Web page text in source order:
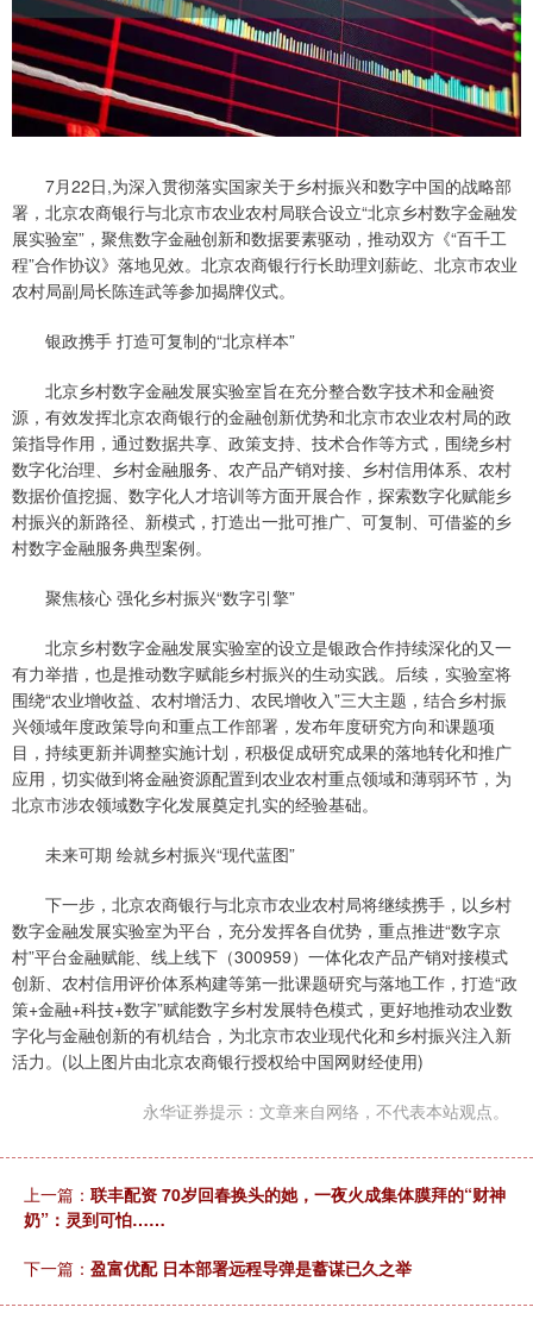
7月22日,为深入贯彻落实国家关于乡村振兴和数字中国的战略部
署，北京农商银行与北京市农业农村局联合设立“北京乡村数字金融发
展实验室”，聚焦数字金融创新和数据要素驱动，推动双方《“百千工
程”合作协议》落地见效。北京农商银行行长助理刘薪屹、北京市农业
农村局副局长陈连武等参加揭牌仪式。
银政携手 打造可复制的“北京样本”
北京乡村数字金融发展实验室旨在充分整合数字技术和金融资
源，有效发挥北京农商银行的金融创新优势和北京市农业农村局的政
策指导作用，通过数据共享、政策支持、技术合作等方式，围绕乡村
数字化治理、乡村金融服务、农产品产销对接、乡村信用体系、农村
数据价值挖掘、数字化人才培训等方面开展合作，探索数字化赋能乡
村振兴的新路径、新模式，打造出一批可推广、可复制、可借鉴的乡
村数字金融服务典型案例。
聚焦核心 强化乡村振兴“数字引擎”
北京乡村数字金融发展实验室的设立是银政合作持续深化的又一
有力举措，也是推动数字赋能乡村振兴的生动实践。后续，实验室将
围绕“农业增收益、农村增活力、农民增收入”三大主题，结合乡村振
兴领域年度政策导向和重点工作部署，发布年度研究方向和课题项
目，持续更新并调整实施计划，积极促成研究成果的落地转化和推广
应用，切实做到将金融资源配置到农业农村重点领域和薄弱环节，为
北京市涉农领域数字化发展奠定扎实的经验基础。
未来可期 绘就乡村振兴“现代蓝图”
下一步，北京农商银行与北京市农业农村局将继续携手，以乡村
数字金融发展实验室为平台，充分发挥各自优势，重点推进“数字京
村”平台金融赋能、线上线下（300959）一体化农产品产销对接模式
创新、农村信用评价体系构建等第一批课题研究与落地工作，打造“政
策+金融+科技+数字”赋能数字乡村发展特色模式，更好地推动农业数
字化与金融创新的有机结合，为北京市农业现代化和乡村振兴注入新
活力。(以上图片由北京农商银行授权给中国网财经使用)
永华证券提示：文章来自网络，不代表本站观点。
上一篇： 联丰配资 70岁回春换头的她，一夜火成集体膜拜的“财神
奶”：灵到可怕……
下一篇： 盈富优配 日本部署远程导弹是蓄谋已久之举